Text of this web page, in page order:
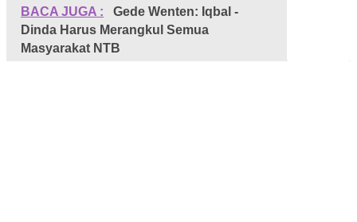
BACA JUGA :
Gede Wenten: Iqbal -
Dinda Harus Merangkul Semua
Masyarakat NTB